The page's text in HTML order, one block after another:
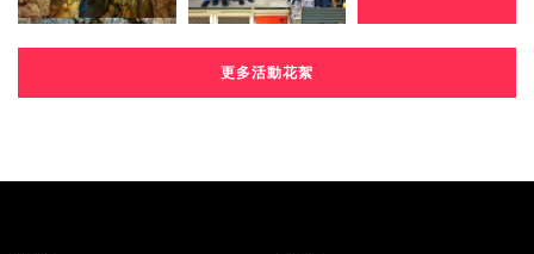
更多活動花絮